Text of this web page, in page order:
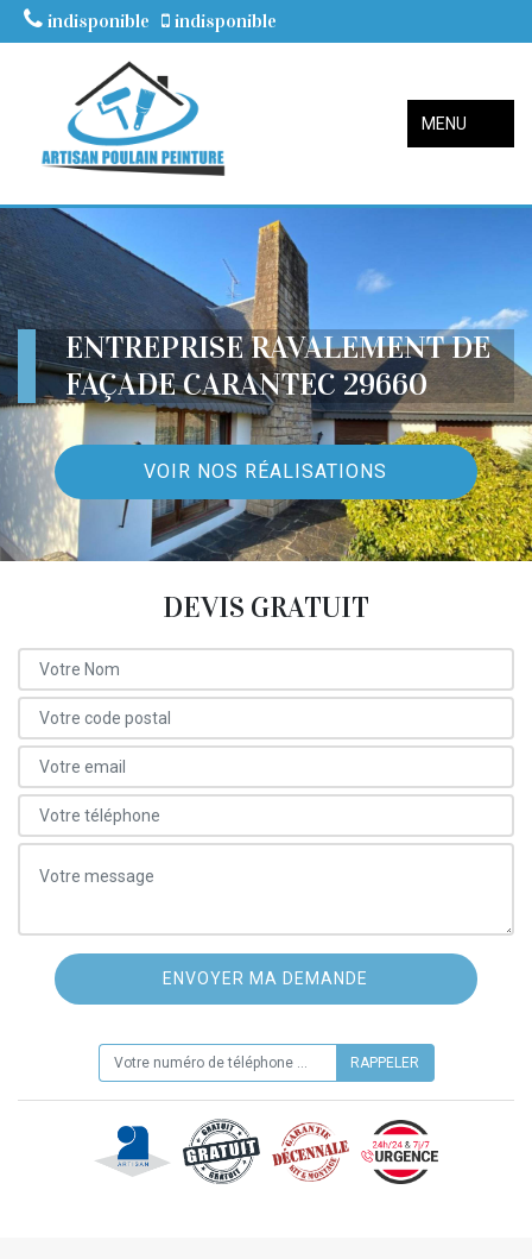
indisponible indisponible
MENU
ENTREPRISE RAVALEMENT DE
FAÇADE CARANTEC 29660
VOIR NOS RÉALISATIONS
DEVIS GRATUIT